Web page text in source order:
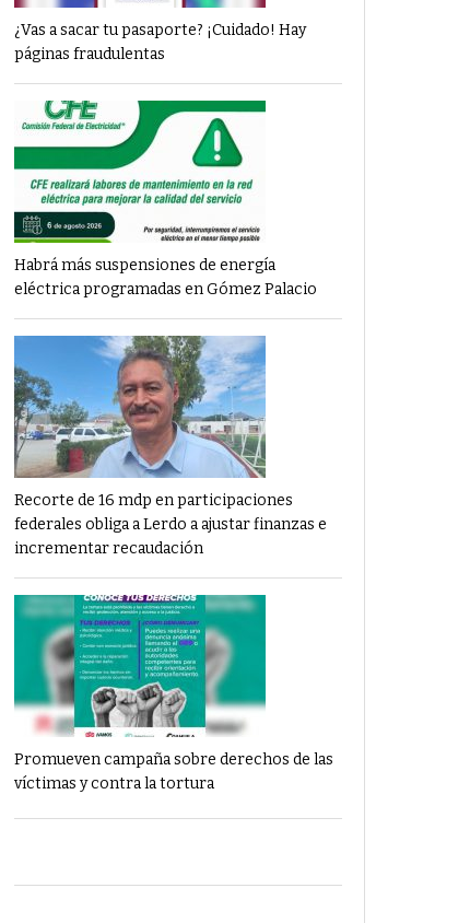
¿Vas a sacar tu pasaporte? ¡Cuidado! Hay
páginas fraudulentas
Habrá más suspensiones de energía
eléctrica programadas en Gómez Palacio
Recorte de 16 mdp en participaciones
federales obliga a Lerdo a ajustar finanzas e
incrementar recaudación
Promueven campaña sobre derechos de las
víctimas y contra la tortura